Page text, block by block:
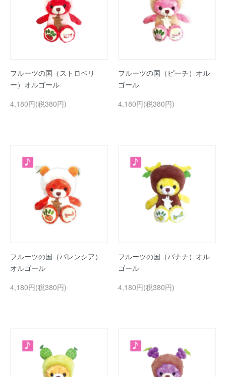
フルーツの国（ストロベリ
ー）オルゴール
4,180円(税380円)
フルーツの国（ピーチ）オル
ゴール
4,180円(税380円)
フルーツの国（バレンシア）
オルゴール
4,180円(税380円)
フルーツの国（バナナ）オル
ゴール
4,180円(税380円)